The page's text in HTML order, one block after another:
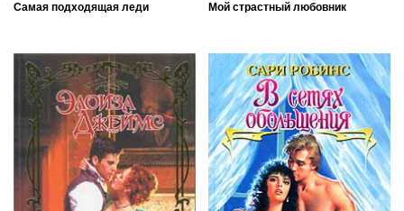
Самая подходящая леди Мой страстный любовник